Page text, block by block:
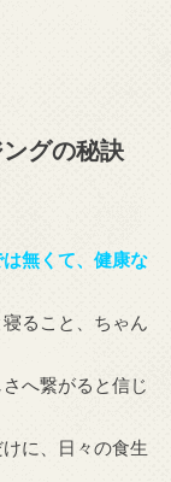
グの秘訣
無くて、健康な
ること、ちゃん
へ繋がると信じ
に、日々の食生